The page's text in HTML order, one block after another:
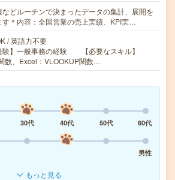
どルーチンで決まったデータの集計、展開を
す＊内容：全国営業の売上実績、KPI実…
/ 英語力不要
験】一般事務の経験 【必要なスキル】
数、Excel：VLOOKUP関数…
30代 40代 50代
60代
男性
もっと見る